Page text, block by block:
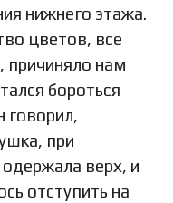
нижнего этажа.
цветов, все
причиняло нам
бороться
говорил,
при
верх, и
отступить на